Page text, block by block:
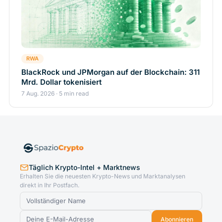
RWA
BlackRock und JPMorgan auf der Blockchain: 311
Mrd. Dollar tokenisiert
7 Aug. 2026 · 5 min read
Täglich Krypto-Intel + Marktnews
Erhalten Sie die neuesten Krypto-News und Marktanalysen
direkt in Ihr Postfach.
Abonnieren